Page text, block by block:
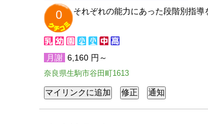
0
それぞれの能力にあった段階別指導
月謝 6,160 円～
奈良県生駒市谷田町1613